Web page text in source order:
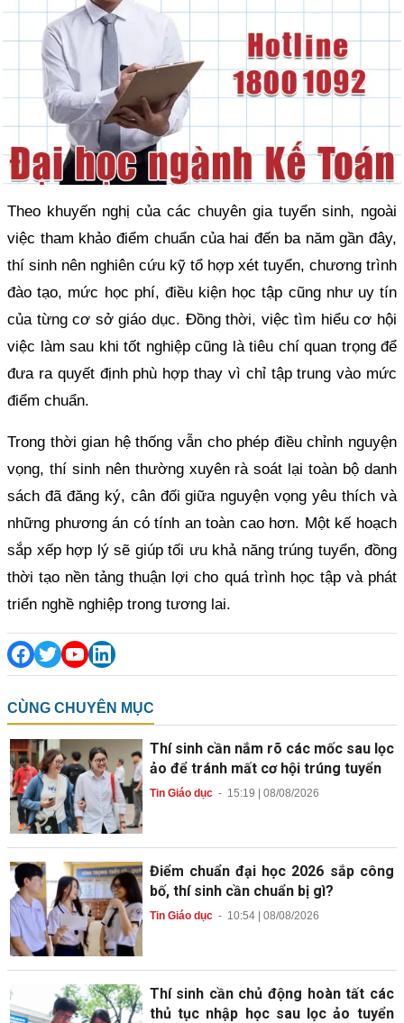
Theo khuyến nghị của các chuyên gia tuyển sinh, ngoài
việc tham khảo điểm chuẩn của hai đến ba năm gần đây,
thí sinh nên nghiên cứu kỹ tổ hợp xét tuyển, chương trình
đào tạo, mức học phí, điều kiện học tập cũng như uy tín
của từng cơ sở giáo dục. Đồng thời, việc tìm hiểu cơ hội
việc làm sau khi tốt nghiệp cũng là tiêu chí quan trọng để
đưa ra quyết định phù hợp thay vì chỉ tập trung vào mức
điểm chuẩn.
Trong thời gian hệ thống vẫn cho phép điều chỉnh nguyện
vọng, thí sinh nên thường xuyên rà soát lại toàn bộ danh
sách đã đăng ký, cân đối giữa nguyện vọng yêu thích và
những phương án có tính an toàn cao hơn. Một kế hoạch
sắp xếp hợp lý sẽ giúp tối ưu khả năng trúng tuyển, đồng
thời tạo nền tảng thuận lợi cho quá trình học tập và phát
triển nghề nghiệp trong tương lai.
CÙNG CHUYÊN MỤC
Thí sinh cần nắm rõ các mốc sau lọc
ảo để tránh mất cơ hội trúng tuyển
Tin Giáo dục- 15:19 | 08/08/2026
Điểm chuẩn đại học 2026 sắp công
bố, thí sinh cần chuẩn bị gì?
Tin Giáo dục- 10:54 | 08/08/2026
Thí sinh cần chủ động hoàn tất các
thủ tục nhập học sau lọc ảo tuyển